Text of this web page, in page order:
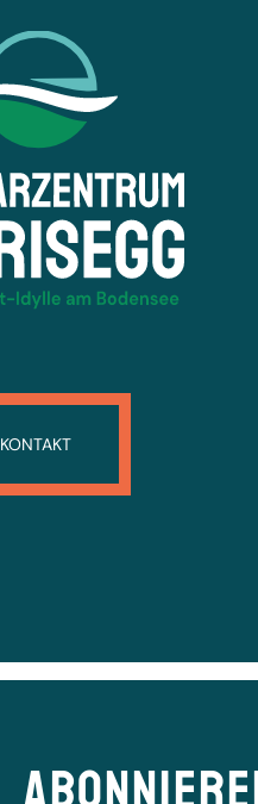
KONTAKT